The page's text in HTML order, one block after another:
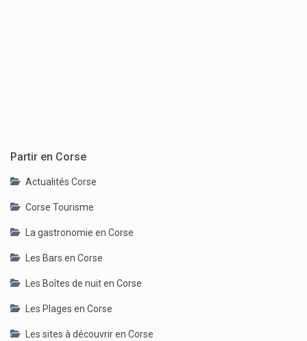
Partir en Corse
Actualités Corse
Corse Tourisme
La gastronomie en Corse
Les Bars en Corse
Les Boîtes de nuit en Corse
Les Plages en Corse
Les sites à découvrir en Corse